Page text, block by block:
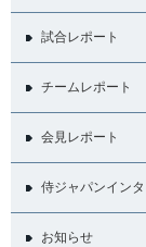
試合レポート
チームレポート
会見レポート
侍ジャパンイン
お知らせ